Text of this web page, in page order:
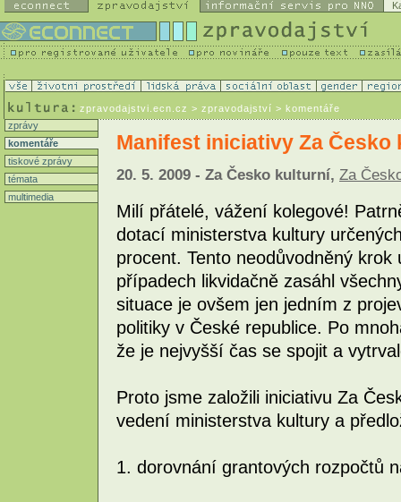
zpravodajstvi.ecn.cz > zpravodajství > komentáře
zprávy
komentáře
tiskové zprávy
témata
multimedia
Manifest iniciativy Za Česko
20. 5. 2009 - Za Česko kulturní, Za
Milí přátelé, vážení kolegové!
dotací ministerstva kultury
procent. Tento neodůvodněný
případech likvidačně zasáhl
situace je ovšem jen jedním z
politiky v České republice. Po
že je nejvyšší čas se spojit a
Proto jsme založili iniciativu Za
vedení ministerstva kultury a
1. dorovnání grantových rozpočtů